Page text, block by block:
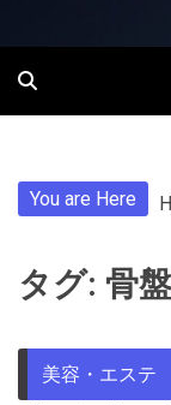
You are Here
タグ: 骨盤
美容・エステ